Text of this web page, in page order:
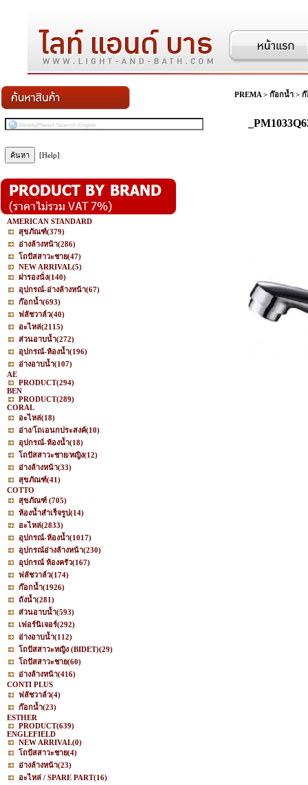
[Help]
AMERICAN STANDARD
สุขภัณฑ์(379)
อ่างล้างหน้า(286)
โถปัสสาวะชาย(47)
NEW ARRIVAL(5)
ฝารองนั่ง(140)
อุปกรณ์-อ่างล้างหน้า(67)
ก๊อกน้ำ(693)
ฟลัชวาล์ว(40)
อะไหล่(2115)
ส่วนอาบน้ำ(272)
อุปกรณ์-ห้องน้ำ(196)
อ่างอาบน้ำ(107)
AE
PRODUCT(294)
BEN
PRODUCT(289)
CORAL
อะไหล่(18)
อ่าง/โถเอนกประสงค์(10)
อุปกรณ์-ห้องน้ำ(18)
โถปัสสาวะชาย/หญิง(12)
อ่างล้างหน้า(33)
สุขภัณฑ์(41)
COTTO
สุขภัณฑ์ (705)
ห้องน้ำสำเร็จรูป(14)
อะไหล่(2833)
อุปกรณ์-ห้องน้ำ(1017)
อุปกรณ์อ่างล้างหน้า(230)
อุปกรณ์ ห้องครัว(167)
ฟลัชวาล์ว(174)
ก๊อกน้ำ(1926)
ถังน้ำ(281)
ส่วนอาบน้ำ(593)
เฟอร์นิเจอร์(292)
อ่างอาบน้ำ(112)
โถปัสสาวะหญิง (BIDET)(29)
โถปัสสาวะชาย(60)
อ่างล้างหน้า(416)
CONTI PLUS
ฟลัชวาล์ว(4)
ก๊อกน้ำ(23)
ESTHER
PRODUCT(639)
ENGLEFIELD
NEW ARRIVAL(0)
โถปัสสาวะชาย(4)
อ่างล้างหน้า(23)
อะไหล่ / SPARE PART(16)
PREMA > ก๊อกน้ำ > ก๊